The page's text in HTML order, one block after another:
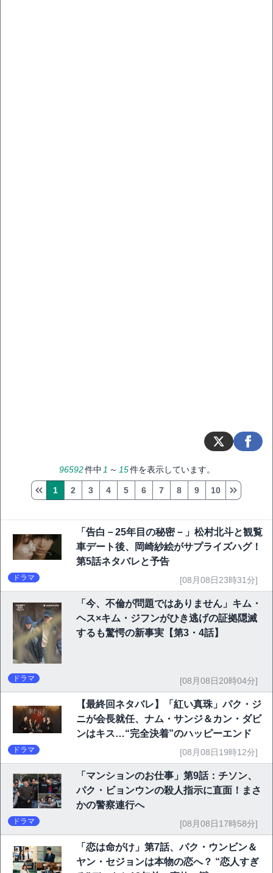
96592件中 1 ～ 15件を表示しています。
1 2 3 4 5 6 7 8 9 10
「告白－25年目の秘密－」松村北斗と観覧
車デート後、岡崎紗絵がサプライズハグ！
第5話ネタバレと予告
ドラマ [08月08日23時31分]
「今、不倫が問題ではありません」キム・
ヘス×キム・ジフンがひき逃げの証拠隠滅
するも驚愕の新事実【第3・4話】
ドラマ [08月08日20時04分]
【最終回ネタバレ】「紅い真珠」パク・ジ
ニが会長就任、ナム・サンジ＆カン・ダビ
ンはキス…“完全決着”のハッピーエンド
ドラマ [08月08日19時12分]
「マンションのお仕事」第9話：チソン、
パク・ビョンウンの殺人指示に直面！まさ
かの警察連行へ
ドラマ [08月08日17時58分]
「恋は命がけ」第7話、パク・ウンビン＆
ヤン・セジョンは本物の恋へ？ “恋人すぎ